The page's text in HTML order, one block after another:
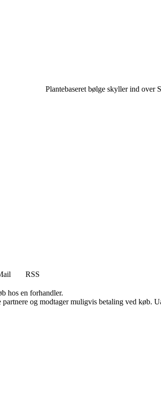
Plantebaseret bølge skyller ind over
RSS
hos en forhandler.
og modtager muligvis betaling ved køb.